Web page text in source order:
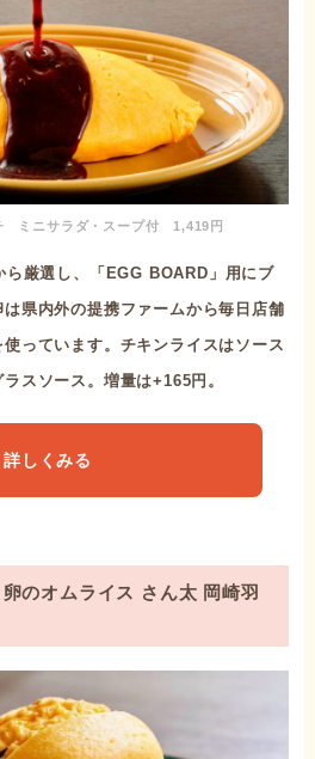
ミニサラダ・スープ付 1,419円
ら厳選し、「EGG BOARD」用にブ
県内外の提携ファームから毎日店舗
っています。チキンライスはソース
スソース。増量は+165円。
詳しくみる
卵のオムライス さん太 岡崎羽